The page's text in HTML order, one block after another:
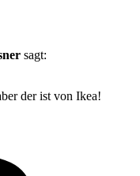
sagt:
der ist von Ikea!